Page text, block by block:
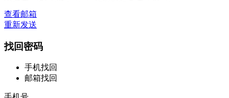
查看邮箱
重新发送
找回密码
手机找回
邮箱找回